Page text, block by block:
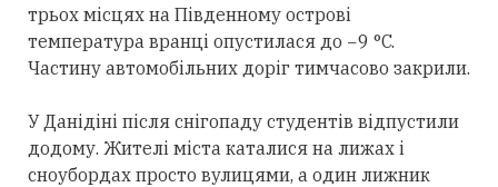
трьох місцях на Південному острові
температура вранці опустилася до −9 °C.
Частину автомобільних доріг тимчасово закрили.
У Данідіні після снігопаду студентів відпустили
додому. Жителі міста каталися на лижах і
сноубордах просто вулицями, а один лижник